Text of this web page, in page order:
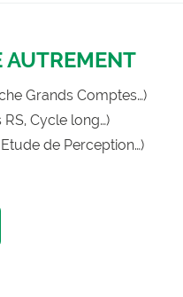
AUTREMENT
Grands Comptes…)
Cycle long…)
de Perception…)